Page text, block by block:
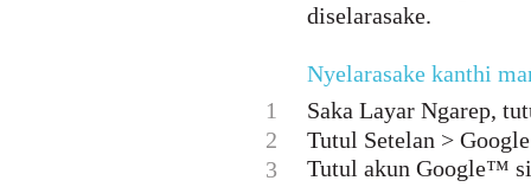
diselarasake.
Nyelarasake kanthi
1
Saka Layar Ngarep,
2
Tutul Setelan >
3
Tutul akun Google™